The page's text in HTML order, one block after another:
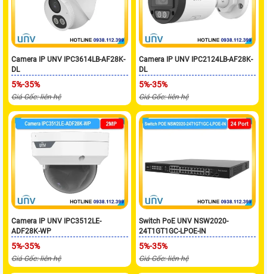
Camera IP UNV IPC3614LB-AF28K-
DL
5%-35%
Giá Gốc: liên hệ
Camera IP UNV IPC2124LB-AF28K-
DL
5%-35%
Giá Gốc: liên hệ
Camera IP UNV IPC3512LE-
ADF28K-WP
5%-35%
Giá Gốc: liên hệ
Switch PoE UNV NSW2020-
24T1GT1GC-LPOE-IN
5%-35%
Giá Gốc: liên hệ